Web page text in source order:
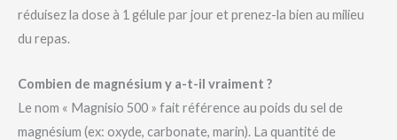
réduisez la dose à 1 gélule par jour et prenez-la bien au milieu
du repas.
Combien de magnésium y a-t-il vraiment ?
Le nom « Magnisio 500 » fait référence au poids du sel de
magnésium (ex: oxyde, carbonate, marin). La quantité de